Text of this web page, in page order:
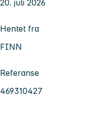
20. juli 2026
Hentet fra
FINN
Referanse
469310427